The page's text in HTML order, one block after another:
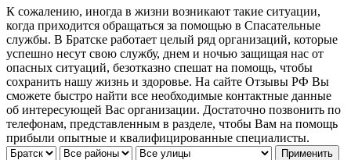
К сожалению, иногда в жизни возникают такие ситуации,
когда приходится обращаться за помощью в Спасательные
службы. В Братске работает целый ряд организаций, которые
успешно несут свою службу, днем и ночью защищая нас от
опасных ситуаций, безотказно спешат на помощь, чтобы
сохранить нашу жизнь и здоровье. На сайте Отзывы РФ Вы
сможете быстро найти все необходимые контактные данные
об интересующей Вас организации. Достаточно позвонить по
телефонам, представленным в разделе, чтобы Вам на помощь
прибыли опытные и квалифицированные специалисты.